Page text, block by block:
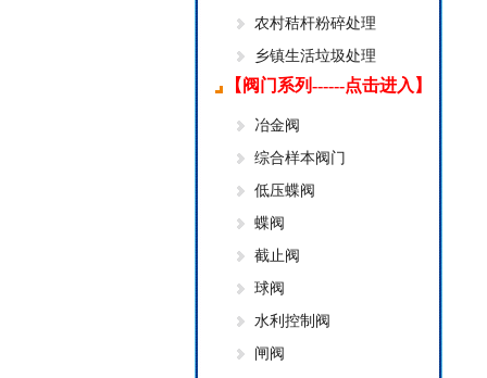
农村秸杆粉碎处理
乡镇生活垃圾处理
【阀门系列------点击进入】
冶金阀
综合样本阀门
低压蝶阀
蝶阀
截止阀
球阀
水利控制阀
闸阀